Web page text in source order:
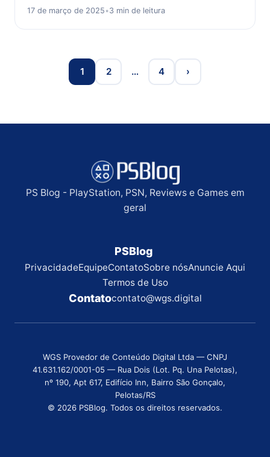
17 de março de 2025•3 min de leitura
1 2 … 4 ›
PS Blog - PlayStation, PSN, Reviews e Games em
geral
PSBlog
PrivacidadeEquipeContatoSobre nósAnuncie Aqui
Termos de Uso
Contatocontato@wgs.digital
WGS Provedor de Conteúdo Digital Ltda — CNPJ
41.631.162/0001-05 — Rua Dois (Lot. Pq. Una Pelotas),
nº 190, Apt 617, Edifício Inn, Bairro São Gonçalo,
Pelotas/RS
© 2026 PSBlog. Todos os direitos reservados.